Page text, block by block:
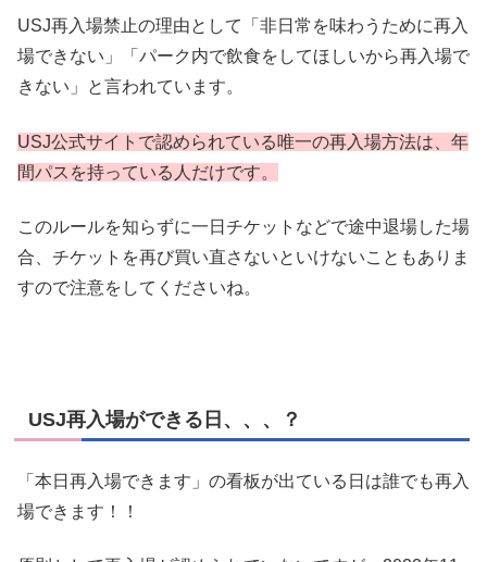
USJ再入場禁止の理由として「非日常を味わうために再入
場できない」「パーク内で飲食をしてほしいから再入場で
きない」と言われています。
USJ公式サイトで認められている唯一の再入場方法は、年
間パスを持っている人だけです。
このルールを知らずに一日チケットなどで途中退場した場
合、チケットを再び買い直さないといけないこともありま
すので注意をしてくださいね。
USJ再入場ができる日、、、？
「本日再入場できます」の看板が出ている日は誰でも再入
場できます！！